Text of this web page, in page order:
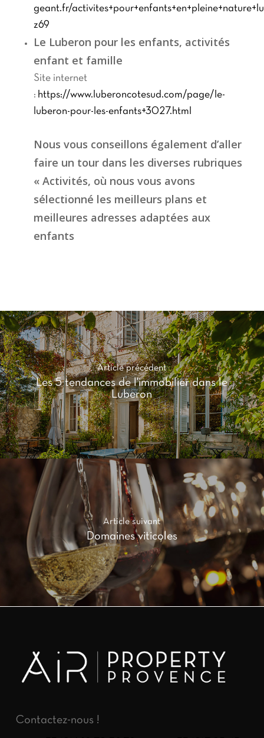
geant.fr/
z69
Le Luberon pour les enfants, activités
enfant et famille
Site internet
: https://www.luberoncotesud.com/page/le-
luberon-pour-les-enfants+3027.html
Nous vous conseillons également d’aller
faire un tour dans les diverses rubriques
« Activités, où nous vous avons
sélectionné les meilleurs plans et
meilleures adresses adaptées aux
enfants
Article précédent
Les 5 tendances de l'immobilier dans le
Luberon
Article suivant
Domaines viticoles
Contactez-nous !